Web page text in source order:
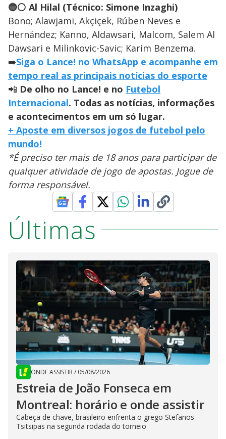
🔵⚪ Al Hilal (Técnico: Simone Inzaghi)
Bono; Alawjami, Akçiçek, Rúben Neves e
Hernández; Kanno, Aldawsari, Malcom, Salem Al
Dawsari e Milinkovic-Savic; Karim Benzema.
➡️Siga o Lance! no WhatsApp e acompanhe em
tempo real as principais notícias do esporte
📲 De olho no Lance! e no Futebol
Internacional. Todas as notícias, informações
e acontecimentos em um só lugar.
+ Aposte em diversos jogos de futebol pelo
mundo!
*É preciso ter mais de 18 anos para participar de
qualquer atividade de jogo de apostas. Jogue de
forma responsável.
Últimas
ONDE ASSISTIR/ 05/08/2026
Estreia de João Fonseca em
Montreal: horário e onde assistir
Cabeça de chave, brasileiro enfrenta o grego Stefanos
Tsitsipas na segunda rodada do torneio